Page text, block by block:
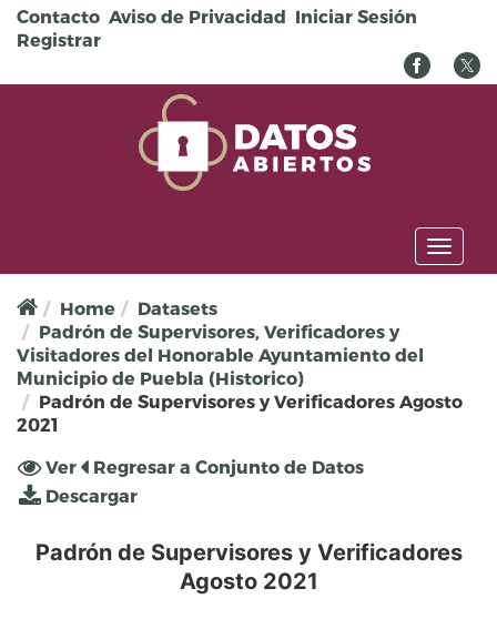
Pasar al contenido principal
Contacto Aviso de Privacidad Iniciar Sesión
Registrar
Toggle
Home
Datasets
Padrón de Supervisores, Verificadores y
Visitadores del Honorable Ayuntamiento del
Municipio de Puebla (Historico)
Padrón de Supervisores y Verificadores Agosto
2021
Solapas principales
Ver (solapa
activa)
Regresar a Conjunto de Datos
Descargar
Padrón de Supervisores y Verificadores
Agosto 2021